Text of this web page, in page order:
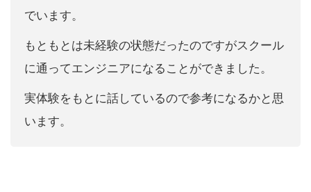
でいます。
もともとは未経験の状態だったのですがスクール
に通ってエンジニアになることができました。
実体験をもとに話しているので参考になるかと思
います。